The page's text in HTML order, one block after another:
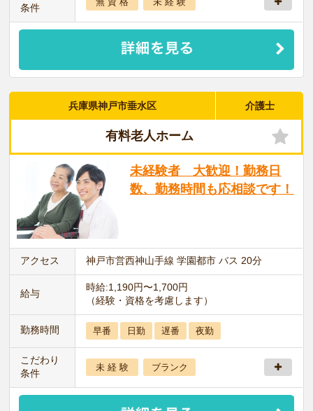
条件
兵庫県神戸市垂水区 介護士
有料老人ホーム
未経験者 大歓迎！勤務日
数、勤務時間も応相談です！
アクセス 神戸市営西神山手線 学園都市 バス 20分
給与
時給:1,190円〜1,700円
（経験・資格を考慮します）
勤務時間 早番 日勤 遅番 夜勤
こだわり
条件
未 経 験 ブランク